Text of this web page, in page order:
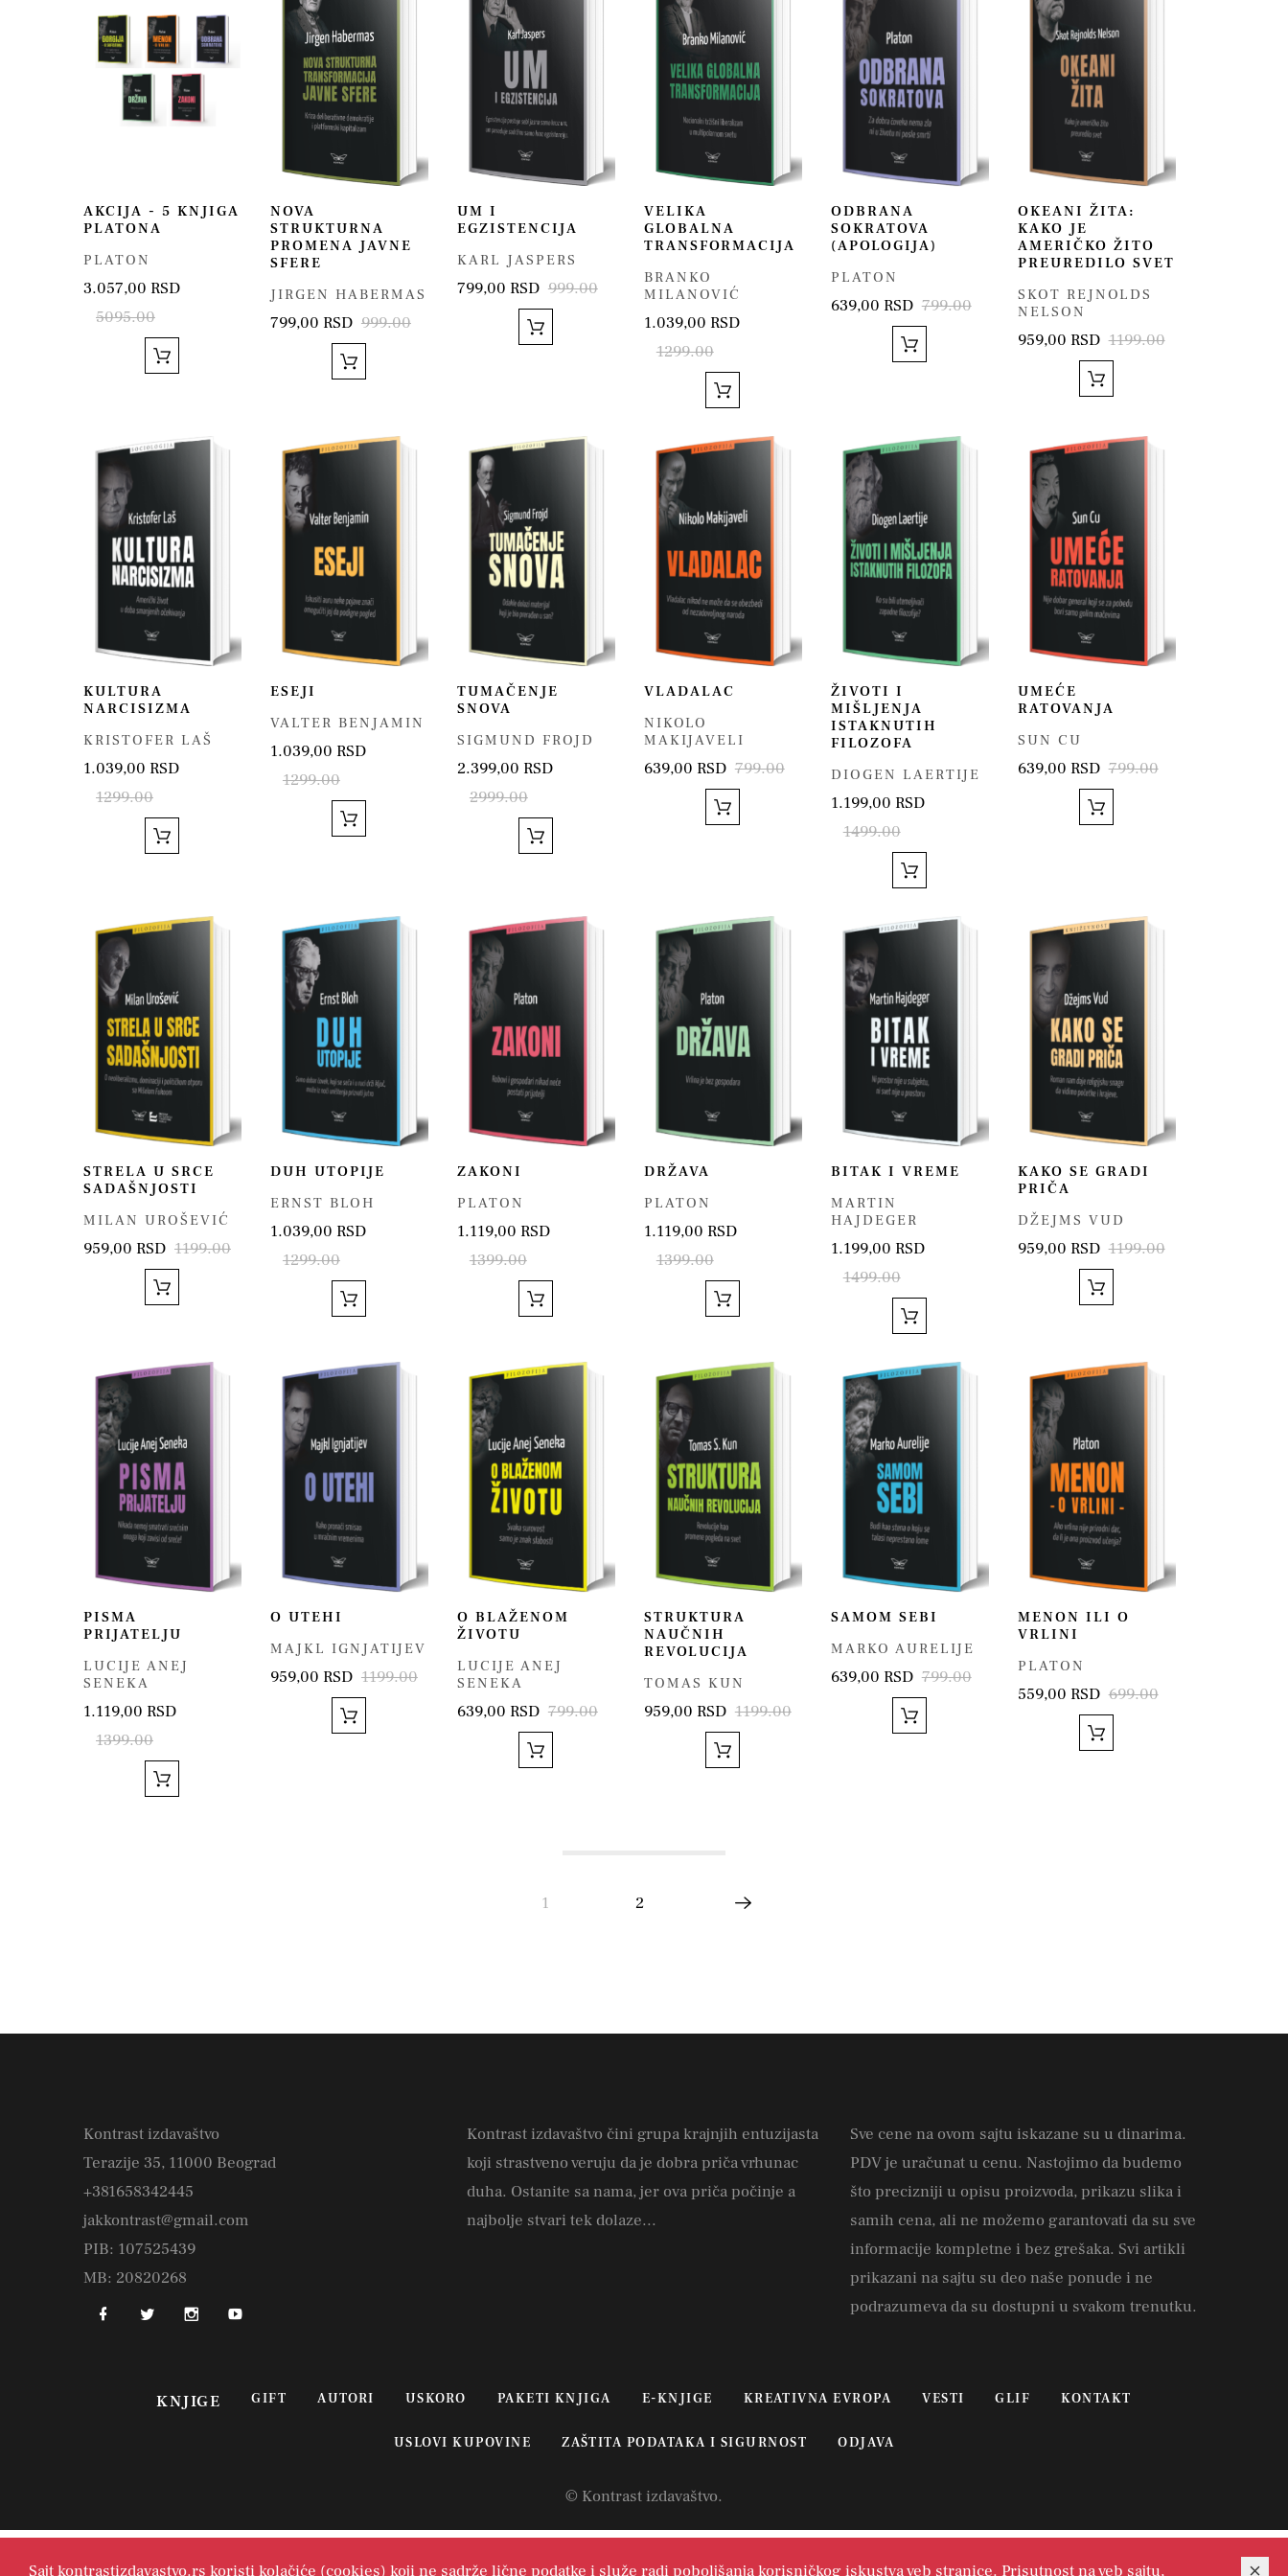
Sajt kontrastizdavastvo.rs koristi kolačiće (cookies) koji ne sadrže lične podatke i služe radi poboljšanja korisničkog iskustva veb stranice. Prisutnost na veb sajtu,
AKCIJA - 5 KNJIGA
PLATONA
PLATON
3.057,00 RSD
5095.00
NOVA
STRUKTURNA
PROMENA JAVNE
SFERE
JIRGEN HABERMAS
799,00 RSD 999.00
UM I
EGZISTENCIJA
KARL JASPERS
799,00 RSD 999.00
VELIKA
GLOBALNA
TRANSFORMACIJA
BRANKO
MILANOVIĆ
1.039,00 RSD
1299.00
ODBRANA
SOKRATOVA
(APOLOGIJA)
PLATON
639,00 RSD 799.00
OKEANI ŽITA:
KAKO JE
AMERIČKO ŽITO
PREUREDILO SVET
SKOT REJNOLDS
NELSON
959,00 RSD 1199.00
KULTURA
NARCISIZMA
KRISTOFER LAŠ
1.039,00 RSD
1299.00
ESEJI
VALTER BENJAMIN
1.039,00 RSD
1299.00
TUMAČENJE
SNOVA
SIGMUND FROJD
2.399,00 RSD
2999.00
VLADALAC
NIKOLO
MAKIJAVELI
639,00 RSD 799.00
ŽIVOTI I
MIŠLJENJA
ISTAKNUTIH
FILOZOFA
DIOGEN LAERTIJE
1.199,00 RSD
1499.00
UMEĆE
RATOVANJA
SUN CU
639,00 RSD 799.00
STRELA U SRCE
SADAŠNJOSTI
MILAN UROŠEVIĆ
959,00 RSD 1199.00
DUH UTOPIJE
ERNST BLOH
1.039,00 RSD
1299.00
ZAKONI
PLATON
1.119,00 RSD
1399.00
DRŽAVA
PLATON
1.119,00 RSD
1399.00
BITAK I VREME
MARTIN
HAJDEGER
1.199,00 RSD
1499.00
KAKO SE GRADI
PRIČA
DŽEJMS VUD
959,00 RSD 1199.00
PISMA
PRIJATELJU
LUCIJE ANEJ
SENEKA
1.119,00 RSD
1399.00
O UTEHI
MAJKL IGNJATIJEV
959,00 RSD 1199.00
O BLAŽENOM
ŽIVOTU
LUCIJE ANEJ
SENEKA
639,00 RSD 799.00
STRUKTURA
NAUČNIH
REVOLUCIJA
TOMAS KUN
959,00 RSD 1199.00
SAMOM SEBI
MARKO AURELIJE
639,00 RSD 799.00
MENON ILI O
VRLINI
PLATON
559,00 RSD 699.00
1 2
Kontrast izdavaštvo
Terazije 35, 11000 Beograd
+381658342445
jakkontrast@gmail.com
PIB: 107525439
MB: 20820268
Kontrast izdavaštvo čini grupa krajnjih entuzijasta
koji strastveno veruju da je dobra priča vrhunac
duha. Ostanite sa nama, jer ova priča počinje a
najbolje stvari tek dolaze...
Sve cene na ovom sajtu iskazane su u dinarima.
PDV je uračunat u cenu. Nastojimo da budemo
što precizniji u opisu proizvoda, prikazu slika i
samih cena, ali ne možemo garantovati da su sve
informacije kompletne i bez grešaka. Svi artikli
prikazani na sajtu su deo naše ponude i ne
podrazumeva da su dostupni u svakom trenutku.
KNJIGE GIFT AUTORI USKORO PAKETI KNJIGA E-KNJIGE KREATIVNA EVROPA VESTI GLIF KONTAKT
USLOVI KUPOVINE ZAŠTITA PODATAKA I SIGURNOST ODJAVA
© Kontrast izdavaštvo.